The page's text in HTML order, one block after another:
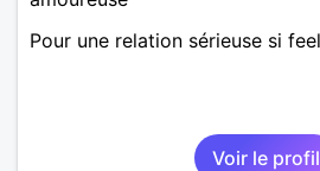
Pour une relation sérieuse si
Voir le profil